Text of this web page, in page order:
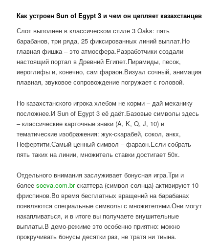
Как устроен Sun of Egypt 3 и чем он цепляет казахстанцев
Слот выполнен в классическом стиле 3 Oaks: пять
барабанов, три ряда, 25 фиксированных линий выплат.Но
главная фишка – это атмосфера.Разработчики создали
настоящий портал в Древний Египет.Пирамиды, песок,
иероглифы и, конечно, сам фараон.Визуал сочный, анимация
плавная, звуковое сопровождение погружает с головой.
Но казахстанского игрока хлебом не корми – дай механику
посложнее.И Sun of Egypt 3 её даёт.Базовые символы здесь
– классические карточные знаки (A, K, Q, J, 10) и
тематические изображения: жук-скарабей, сокол, анкх,
Нефертити.Самый ценный символ – фараон.Если собрать
пять таких на линии, множитель ставки достигает 50x.
Отдельного внимания заслуживает бонусная игра.Три и
болееsoeva.com.brскаттера (символ солнца) активируют 10
фриспинов.Во время бесплатных вращений на барабанах
появляются специальные символы с множителями.Они могут
накапливаться, и в итоге вы получаете внушительные
выплаты.В демо-режиме это особенно приятно: можно
прокручивать бонусы десятки раз, не тратя ни тиына.